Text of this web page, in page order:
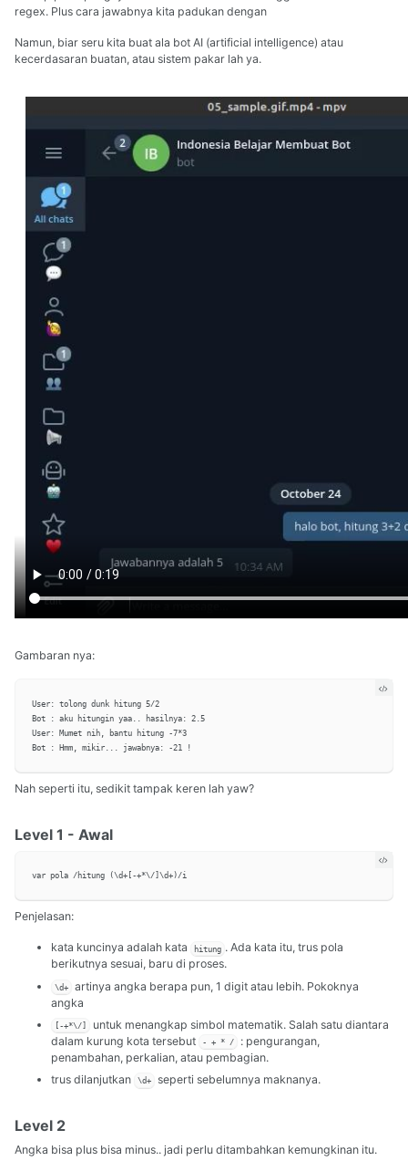
regex. Plus cara jawabnya kita padukan dengan
Namun, biar seru kita buat ala bot AI (artificial intelligence) atau
kecerdasaran buatan, atau sistem pakar lah ya.
Gambaran nya:
User: tolong dunk hitung 5/2
Bot : aku hitungin yaa.. hasilnya: 2.5
User: Mumet nih, bantu hitung -7*3
Nah seperti itu, sedikit tampak keren lah yaw?
Level 1 - Awal
Penjelasan:
kata kuncinya adalah kata hitung . Ada kata itu, trus pola
berikutnya sesuai, baru di proses.
\d+
artinya angka berapa pun, 1 digit atau lebih. Pokoknya
angka
[-+*\/]
untuk menangkap simbol matematik. Salah satu diantara
dalam kurung kota tersebut
- + * /
: pengurangan,
penambahan, perkalian, atau pembagian.
trus dilanjutkan
\d+ seperti sebelumnya maknanya.
Level 2
Angka bisa plus bisa minus.. jadi perlu ditambahkan kemungkinan itu.